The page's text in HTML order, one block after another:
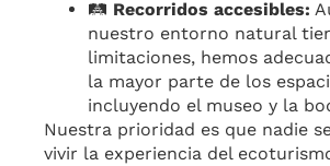
🛤️ Recorridos accesibles:
nuestro entorno natural
limitaciones, hemos
la mayor parte de los
incluyendo el museo y la
Nuestra prioridad es que nadie
vivir la experiencia del